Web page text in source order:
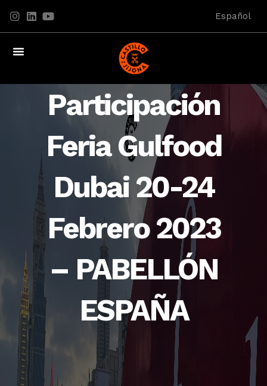
Español
Participación
Feria Gulfood
Dubai 20-24
Febrero 2023
– PABELLÓN
ESPAÑA